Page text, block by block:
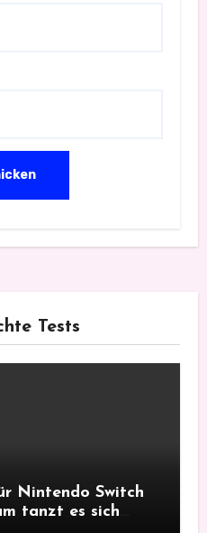
Tests
Nintendo Switch
tanzt es sich